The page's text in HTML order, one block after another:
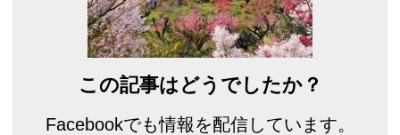
この記事はどうでしたか？
Facebookでも情報を配信しています。